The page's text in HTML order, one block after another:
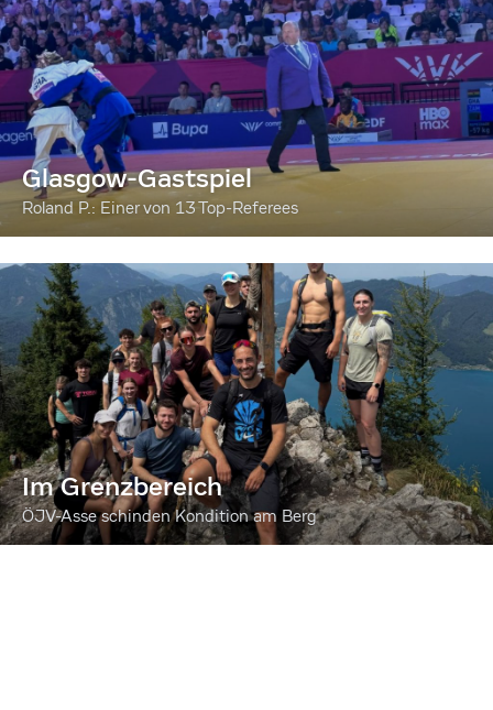
Glasgow-Gastspiel
Roland P.: Einer von 13 Top-Referees
Im Grenzbereich
ÖJV-Asse schinden Kondition am Berg